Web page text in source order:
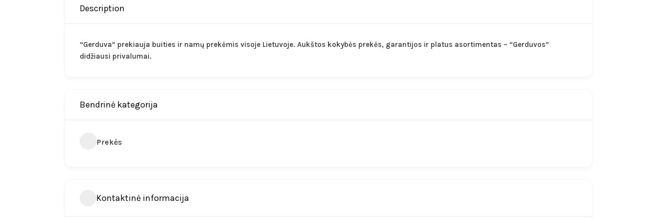
Description
“Gerduva” prekiauja buities ir namų prekėmis visoje Lietuvoje. Aukštos kokybės prekės, garantijos ir platus asortimentas – “Gerduvos”
didžiausi privalumai.
Bendrinė kategorija
Prekės
Kontaktinė informacija